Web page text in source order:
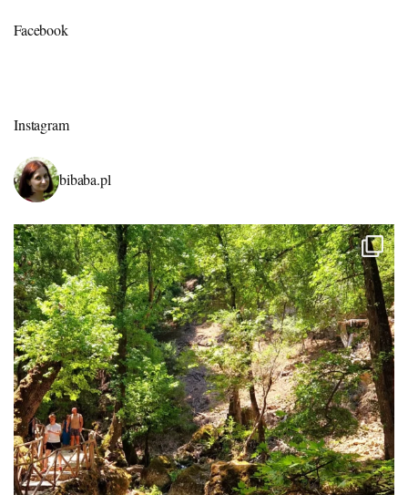
Facebook
Instagram
bibaba.pl